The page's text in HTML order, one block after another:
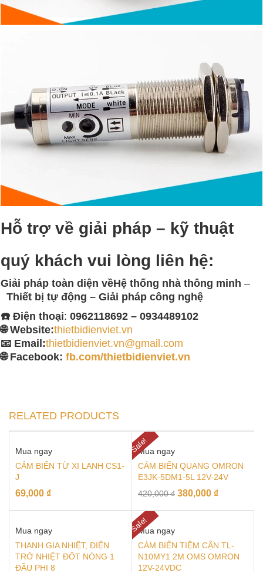
Hỗ trợ về giải pháp – kỹ thuật
quý khách vui lòng liên hệ:
Giải pháp toàn diện vềHệ thống nhà thông minh –
Thiết bị tự động – Giải pháp công nghệ
☎️ Điện thoại: 0962118692 – 0934489102
🌐 Website:thietbidienviet.vn
📧 Email:thietbidienviet.vn@gmail.com
🌐 Facebook: fb.com/thietbidienviet.vn
RELATED PRODUCTS
Mua ngay
CẢM BIẾN TỪ XI LANH CS1-
J
69,000 ₫
Sale!
Mua ngay
CẢM BIẾN QUANG OMRON
E3JK-5DM1-5L 12V-24V
420,000₫ 380,000 ₫
Mua ngay
THANH GIA NHIỆT, ĐIỆN
TRỞ NHIỆT ĐỐT NÓNG 1
ĐẦU PHI 8
Sale!
Mua ngay
CẢM BIẾN TIỆM CẬN TL-
N10MY1 2M OMS OMRON
12V-24VDC